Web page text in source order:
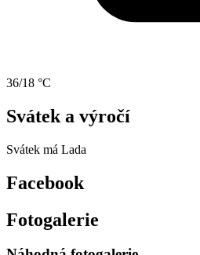
36/18 °C
Svátek a výročí
Svátek má Lada
Facebook
Fotogalerie